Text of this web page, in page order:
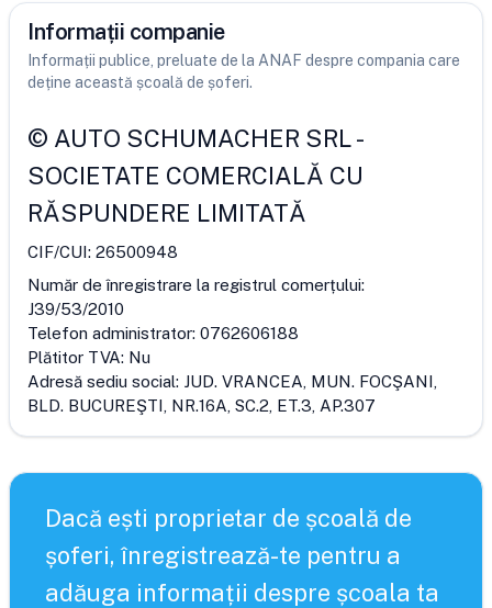
Informații companie
Informații publice, preluate de la ANAF despre compania care
deține această școală de șoferi.
© AUTO SCHUMACHER SRL-
SOCIETATE COMERCIALĂ CU
RĂSPUNDERE LIMITATĂ
CIF/CUI: 26500948
Număr de înregistrare la registrul comerțului:
J39/53/2010
Telefon administrator: 0762606188
Plătitor TVA: Nu
Adresă sediu social: JUD. VRANCEA, MUN. FOCŞANI,
BLD. BUCUREŞTI, NR.16A, SC.2, ET.3, AP.307
Dacă ești proprietar de școală de
șoferi, înregistrează-te pentru a
adăuga informații despre școala ta